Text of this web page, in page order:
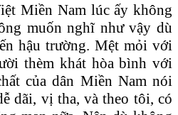
Miền Nam lúc ấy không
muốn nghĩ như vậy dù
hậu trường. Mệt mỏi với
thèm khát hòa bình với
của dân Miền Nam nói
dãi, vị tha, và theo tôi, có